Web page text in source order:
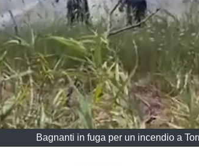
Bagnanti in fuga per un incendio a